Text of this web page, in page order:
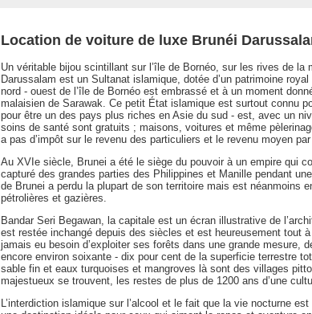
Location de voiture de luxe Brunéi
Un véritable bijou scintillant sur l’île de Bornéo, sur les rives de la
Darussalam est un Sultanat islamique, dotée d’un patrimoine
nord - ouest de l’île de Bornéo est embrassé et à un moment
malaisien de Sarawak. Ce petit État islamique est surtout connu
pour être un des pays plus riches en Asie du sud - est, avec un
soins de santé sont gratuits ; maisons, voitures et même
a pas d’impôt sur le revenu des particuliers et le revenu moyen
Au XVIe siècle, Brunei a été le siège du pouvoir à un empire qui
capturé des grandes parties des Philippines et Manille pendant
de Brunei a perdu la plupart de son territoire mais est néanmoins
pétrolières et gazières.
Bandar Seri Begawan, la capitale est un écran illustrative de
est restée inchangé depuis des siècles et est heureusement tout
jamais eu besoin d’exploiter ses forêts dans une grande mesure,
encore environ soixante - dix pour cent de la superficie terrestre
sable fin et eaux turquoises et mangroves là sont des villages
majestueux se trouvent, les restes de plus de 1200 ans d’une
L’interdiction islamique sur l’alcool et le fait que la vie nocturne